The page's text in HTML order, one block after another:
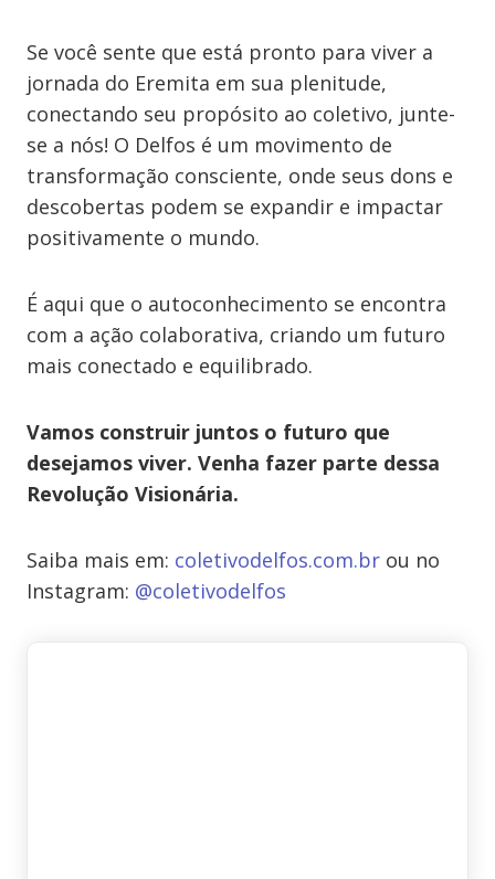
Se você sente que está pronto para viver a
jornada do Eremita em sua plenitude,
conectando seu propósito ao coletivo, junte-
se a nós! O Delfos é um movimento de
transformação consciente, onde seus dons e
descobertas podem se expandir e impactar
positivamente o mundo.
É aqui que o autoconhecimento se encontra
com a ação colaborativa, criando um futuro
mais conectado e equilibrado.
Vamos construir juntos o futuro que
desejamos viver. Venha fazer parte dessa
Revolução Visionária.
Saiba mais em: coletivodelfos.com.br ou no
Instagram: @coletivodelfos